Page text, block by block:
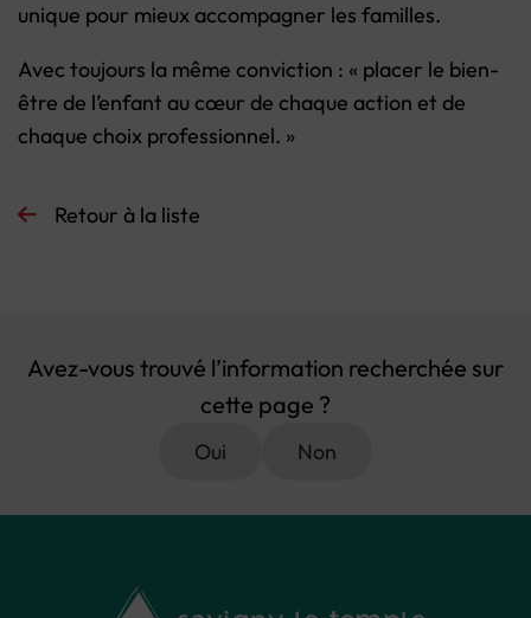
unique pour mieux accompagner les familles.
Avec toujours la même conviction : « placer le bien-
être de l’enfant au cœur de chaque action et de
chaque choix professionnel. »
Retour à la liste
Avez-vous trouvé l’information recherchée sur
cette page ?
Oui Non